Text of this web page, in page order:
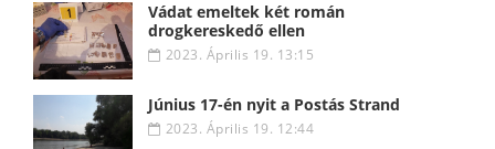
Vádat emeltek két román
drogkereskedő ellen
2023. Április 19. 13:15
Június 17-én nyit a Postás Strand
2023. Április 19. 12:44